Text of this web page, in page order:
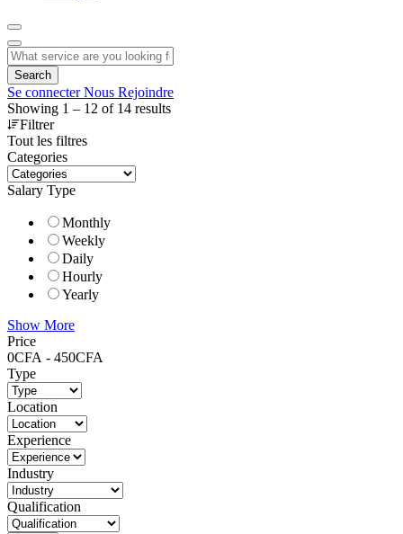
Search
Se connecterNous Rejoindre
Showing 1 – 12 of 14 results
Filtrer
Tout les filtres
Categories
Salary Type
Monthly
Weekly
Daily
Hourly
Yearly
Show More
Price
0CFA - 450CFA
Type
Location
Experience
Industry
Qualification